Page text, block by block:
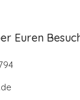
Euren